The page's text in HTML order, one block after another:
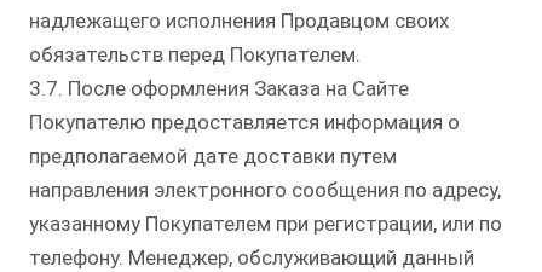
надлежащего исполнения Продавцом своих
обязательств перед Покупателем.
3.7. После оформления Заказа на Сайте
Покупателю предоставляется информация о
предполагаемой дате доставки путем
направления электронного сообщения по адресу,
указанному Покупателем при регистрации, или по
телефону. Менеджер, обслуживающий данный